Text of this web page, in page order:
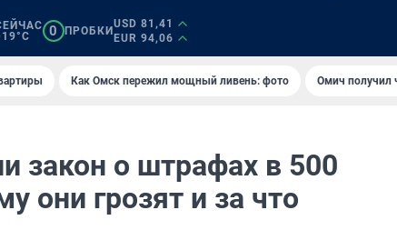
0 ПРОБКИ
USD 81,41
EUR 94,06
Как Омск пережил мощный ливень: фото Омич получил
закон о штрафах в 500
они грозят и за что